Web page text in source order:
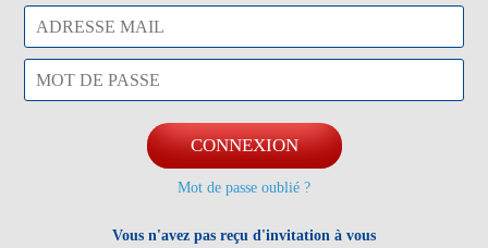
CONNEXION
Mot de passe oublié ?
Vous n'avez pas reçu d'invitation à vous